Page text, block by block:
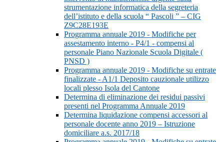
strumentazione informatica della segreteria
dell’istituto e della scuola “ Pascoli ” – CIG
Z9C28E193E
Programma annuale 2019 - Modifiche per
assestamento interno - P4/1 - compensi al
personale Piano Nazionale Scuola Digitale (
PNSD )
Programma annuale 2019 - Modifiche su entrate
finalizzate - A1/1 Deposito cauzionale utilizzo
locali plesso Isola del Cantone
Determina di eliminazione dei residui passivi
presenti nel Programma Annuale 2019
Determina liquidazione compensi accessori al
personale docente anno 2019 – Istruzione
domiciliare a.s. 2017/18